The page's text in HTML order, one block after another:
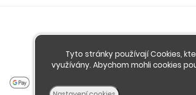
Tyto stránky používají Cookies,
využívány. Abychom mohli cookies